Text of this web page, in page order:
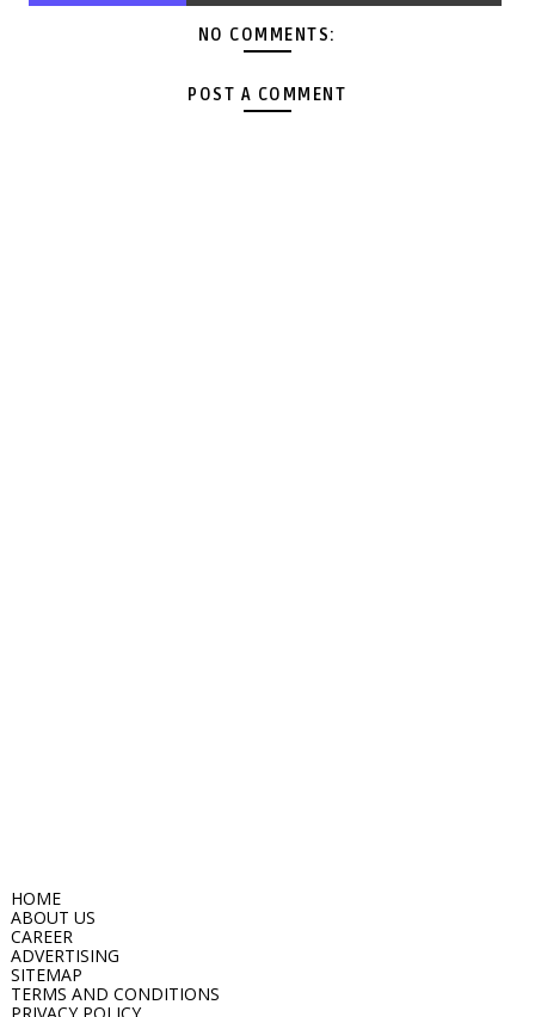
NO COMMENTS:
POST A COMMENT
HOME
ABOUT US
CAREER
ADVERTISING
SITEMAP
TERMS AND CONDITIONS